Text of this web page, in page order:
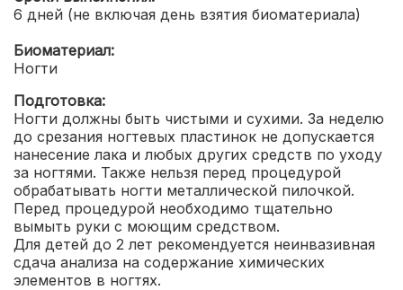
6 дней (не включая день взятия биоматериала)
Биоматериал:
Ногти
Подготовка:
Ногти должны быть чистыми и сухими. За неделю
до срезания ногтевых пластинок не допускается
нанесение лака и любых других средств по уходу
за ногтями. Также нельзя перед процедурой
обрабатывать ногти металлической пилочкой.
Перед процедурой необходимо тщательно
вымыть руки с моющим средством.
Для детей до 2 лет рекомендуется неинвазивная
сдача анализа на содержание химических
элементов в ногтях.